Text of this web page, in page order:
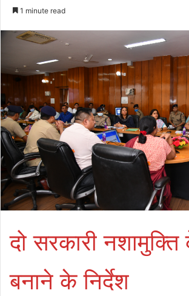
1 minute read
दो सरकारी
बनाने के निर्देश